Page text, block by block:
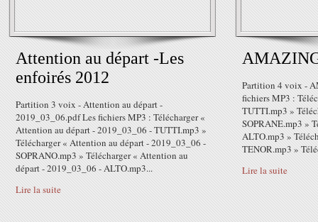
Attention au départ -Les
enfoirés 2012
Partition 3 voix - Attention au départ -
2019_03_06.pdf Les fichiers MP3 : Télécharger «
Attention au départ - 2019_03_06 - TUTTI.mp3 »
Télécharger « Attention au départ - 2019_03_06 -
SOPRANO.mp3 » Télécharger « Attention au
départ - 2019_03_06 - ALTO.mp3...
Lire la suite
Partition 4 voix -
fichiers MP3 :
TUTTI.mp3 »
SOPRANE.mp3 »
ALTO.mp3 »
TENOR.mp3 »
Lire la suite